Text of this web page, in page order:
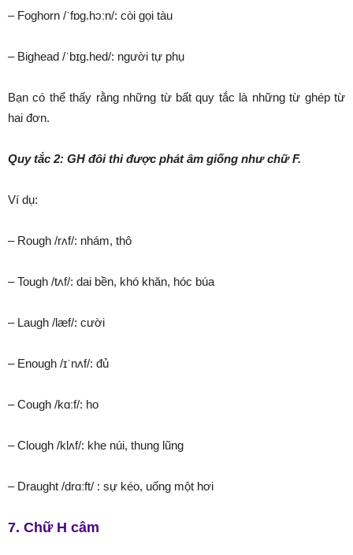
– Foghorn /ˈfɒɡ.hɔːn/: còi gọi tàu
– Bighead /ˈbɪɡ.hed/: người tự phụ
Bạn có thể thấy rằng những từ bất quy tắc là những từ ghép từ
hai đơn.
Quy tắc 2: GH đôi thi được phát âm giống như chữ F.
Ví dụ:
– Rough /rʌf/: nhám, thô
– Tough /tʌf/: dai bền, khó khăn, hóc búa
– Laugh /læf/: cười
– Enough /ɪˈnʌf/: đủ
– Cough /kɑːf/: ho
– Clough /klʌf/: khe núi, thung lũng
– Draught /drɑːft/ : sự kéo, uống một hơi
7. Chữ H câm